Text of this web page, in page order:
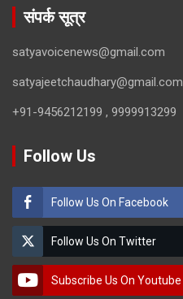
संपर्क सूत्र
satyavoicenews@gmail.com
satyajeetchaudhary@gmail.com
+91-9456212199 , 9999913299
Follow Us
Follow Us On Facebook
Follow Us On Twitter
Subscribe Us On Youtube